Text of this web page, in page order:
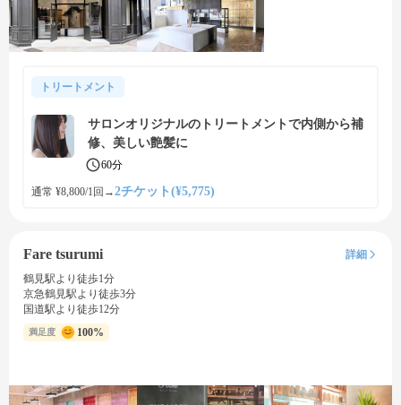
トリートメント
サロンオリジナルのトリートメントで内側から補
修、美しい艶髪に
60分
通常 ¥8,800/1回 →2チケット(¥5,775)
Fare tsurumi
詳細
鶴見駅より徒歩1分
京急鶴見駅より徒歩3分
国道駅より徒歩12分
満足度 100%